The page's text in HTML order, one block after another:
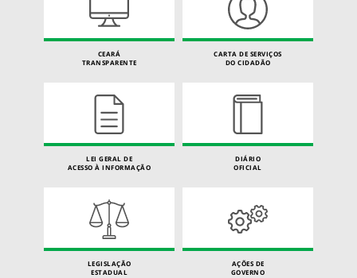
CEARÁ
TRANSPARENTE
CARTA DE SERVIÇOS
DO CIDADÃO
LEI GERAL DE
ACESSO À INFORMAÇÃO
DIÁRIO
OFICIAL
LEGISLAÇÃO
ESTADUAL
AÇÕES DE
GOVERNO